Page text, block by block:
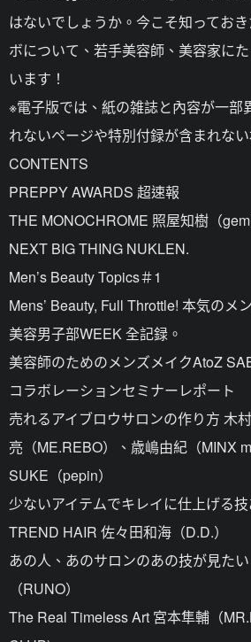
はないでしょうか。今こそ知ってお
ボについて、若手美容師、美容家に
います！
※電子版では、紙の雑誌と內容が一部
れないページや特別付録が含まれな
CONTENTS
PREPPY AWARDS 超速報
THE MONOCHROME 照屋知樹（gem
NEXT BIG THING NUKLEN.
Men’s Beauty Topics＃1
Mens’ Beauty, Full Throttle! 本気のメ
美容男子部WEEK 全記録。
美容師のためのメンズメイクAtoZ
コラボレーションセミナーレポート
売れるアイブロウサロンの作り方 木
亮（ME.REBO）、歳嶋由紀（MINX
SUKE（pepin）
少ないアイテムでキレイに仕上げる
TREND HAIR 佐々田和海（D.D.）
あの人、あのサロンのあの技が見た
（RUNO）
The Real Timeless Art 宮本隼輔（